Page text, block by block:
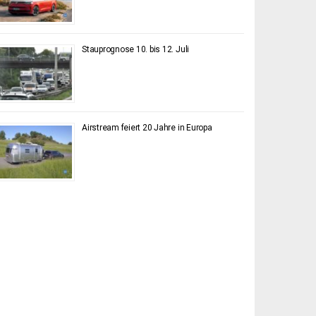
Stauprognose 10. bis 12. Juli
Airstream feiert 20 Jahre in Europa